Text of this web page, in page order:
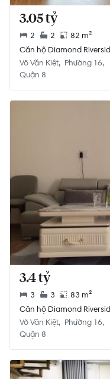
3.05 tỷ
2 2
82 m²
Căn hộ Diamond
thất diện tích 82m²
Võ Văn Kiệt
Phường 16
Quận 8
3.4 tỷ
3 3
83 m²
Căn hộ Diamond
Võ Văn Kiệt
Phường 16
Quận 8